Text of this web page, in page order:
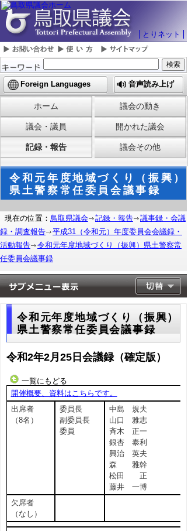
とりネット
Foreign Languages 音声読み上げ
ホーム 議会の動き
議会・議員 開かれた議会
記録・報告 議会その他
令和元年度地域づくり（振興）
県土警察常任委員会議事録
現在の位置： 鳥取県議会 記録・報告
議事録・会議
録・調査報告
平成31（令和元）年度委員会会議録・
活動報告
令和元年度地域づくり（振興）県土警察常
任委員会議事録
令和元年度地域づくり（振興）
県土警察常任委員会議事録
令和2年2月25日会議録（確定版）
一覧にもどる
開催概要、資料はこちらです。
出席者
（8名）
委員長
副委員長
委員
中島 規夫
山口 雅志
斉木 正一
銀杏 泰利
興治 英夫
森 雅幹
松田 正
藤井 一博
欠席者
（なし）